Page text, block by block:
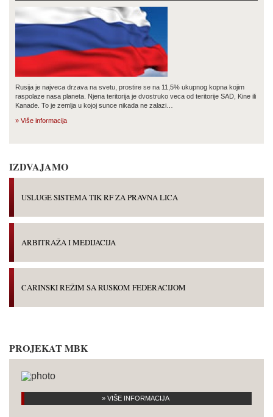
Rusija je najveca drzava na svetu, prostire se na 11,5% ukupnog kopna kojim
raspolaze nasa planeta. Njena teritorija je dvostruko veca od teritorije SAD, Kine ili
Kanade. To je zemlja u kojoj sunce nikada ne zalazi…
» Više informacija
IZDVAJAMO
USLUGE SISTEMA TIK RF ZA PRAVNA LICA
ARBITRAŽA I MEDIJACIJA
CARINSKI REŽIM SA RUSKOM FEDERACIJOM
PROJEKAT MBK
» VIŠE INFORMACIJA